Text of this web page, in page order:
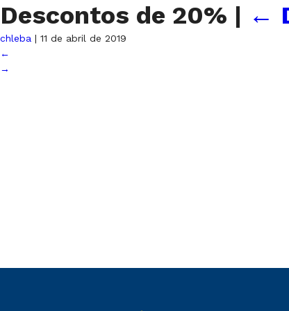
Descontos de 20% | ←
chleba | 11 de abril de 2019
←
→